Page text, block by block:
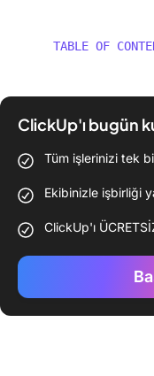
TABLE OF
ClickUp'ı bugün
Tüm işlerinizi tek
Ekibinizle işbirliği
ClickUp'ı